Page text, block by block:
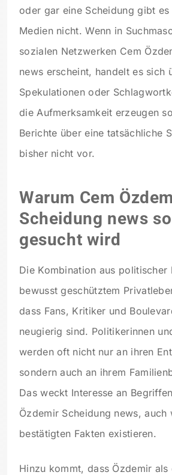
oder gar eine Scheidung gibt es
Medien nicht. Wenn in
sozialen Netzwerken Cem
news erscheint, handelt es sich
Spekulationen oder
die Aufmerksamkeit erzeugen
Berichte über eine tatsächliche
bisher nicht vor.
Warum Cem
Scheidung news
gesucht wird
Die Kombination aus politischer
bewusst geschütztem
dass Fans, Kritiker und
neugierig sind. Politikerinnen
werden oft nicht nur an ihren
sondern auch an ihrem
Das weckt Interesse an
Özdemir Scheidung news, auch
bestätigten Fakten existieren.
Hinzu kommt, dass Özdemir als